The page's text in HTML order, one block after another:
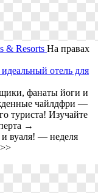
& Resorts На правах
отель для
фанаты йоги и
чайлдфри —
туриста! Изучайте
→
и вуаля! — неделя